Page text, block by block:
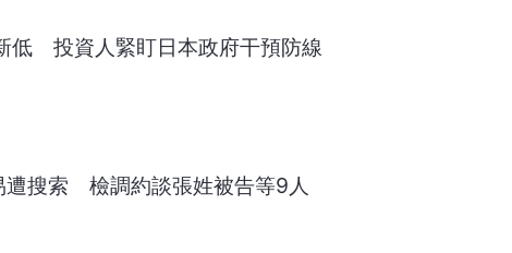
低 投資人緊盯日本政府干預防線
遭搜索 檢調約談張姓被告等9人